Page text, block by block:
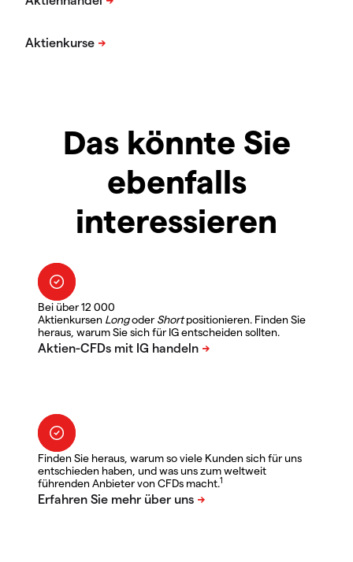
Das könnte Sie
ebenfalls
interessieren
Bei über 12 000
Aktienkursen LongoderShortpositionieren. Finden Sie
heraus, warum Sie sich für IG entscheiden sollten.
Finden Sie heraus, warum so viele Kunden sich für uns
entschieden haben, und was uns zum weltweit
führenden Anbieter von CFDs macht.1